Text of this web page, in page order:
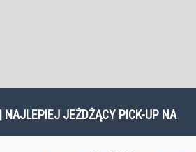
NAJLEPIEJ JEŻDŻĄCY PICK-UP NA